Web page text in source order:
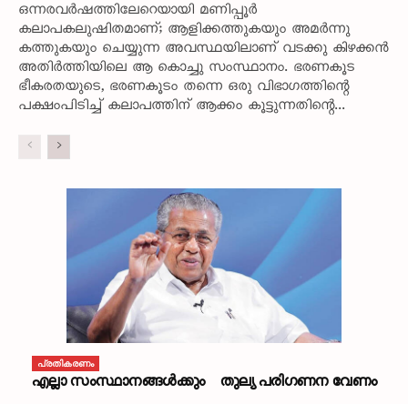
ഒന്നരവർഷത്തിലേറെയായി മണിപ്പൂർ
കലാപകലുഷിതമാണ്; ആളിക്കത്തുകയും അമർന്നു
കത്തുകയും ചെയ്യുന്ന അവസ്ഥയിലാണ് വടക്കു കിഴക്കൻ
അതിർത്തിയിലെ ആ കൊച്ചു സംസ്ഥാനം. ഭരണകൂട
ഭീകരതയുടെ, ഭരണകൂടം തന്നെ ഒരു വിഭാഗത്തിന്റെ
പക്ഷംപിടിച്ച് കലാപത്തിന് ആക്കം കൂട്ടുന്നതിന്റെ...
പ്രതികരണം
എല്ലാ സംസ്ഥാനങ്ങൾക്കും തുല്യ പരിഗണന വേണം